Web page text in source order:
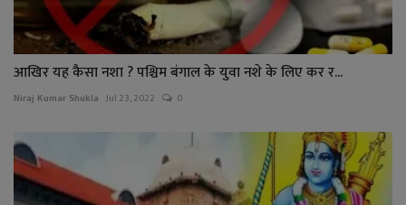
आखिर यह कैसा नशा ? पश्चिम बंगाल के युवा नशे के लिए कर र...
Niraj Kumar Shukla Jul 23, 2022 0